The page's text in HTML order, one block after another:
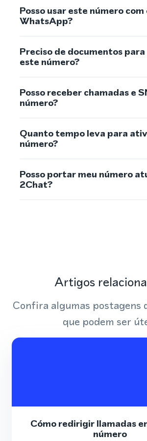
Posso usar este número com
WhatsApp?
Preciso de documentos
este número?
Posso receber chamadas e
número?
Quanto tempo leva para
número?
Posso portar meu número
2Chat?
Artigos
Confira algumas postagens
que podem ser
Cómo redirigir llamadas
número